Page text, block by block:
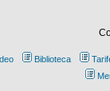
Biblioteca